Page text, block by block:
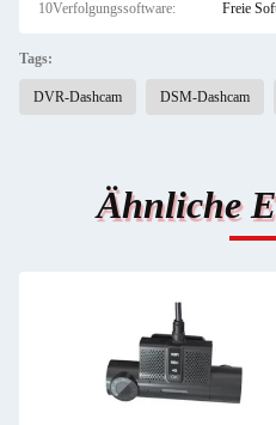
10Verfolgungssoftware: Freie
Tags:
DVR-Dashcam DSM-Dashcam
Ähnliche